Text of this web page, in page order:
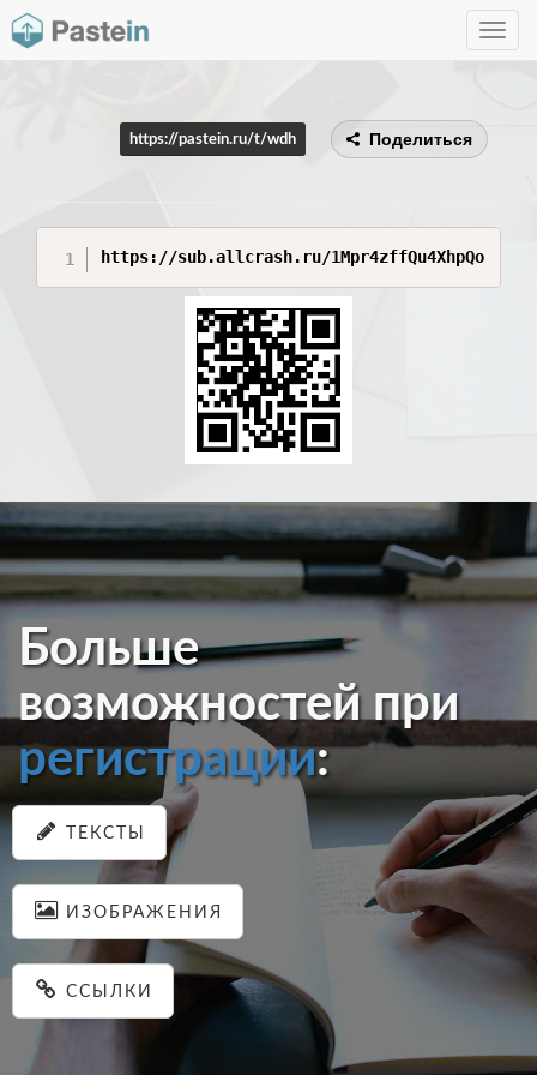
Toggle
https://pastein.ru/t/wdh Поделиться
Больше
возможностей при
регистрации:
ТЕКСТЫ
ИЗОБРАЖЕНИЯ
ССЫЛКИ